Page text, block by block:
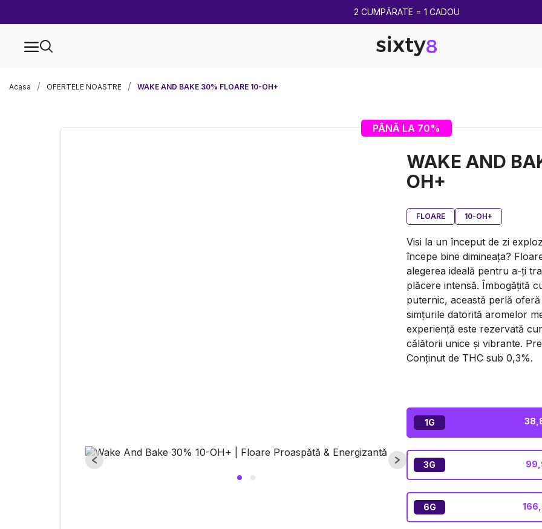
LIVRARE GRATUITA DE LA 250 LEI
Acasa OFERTELE NOASTRE WAKE AND BAKE 30% FLOARE 10-OH+
PÂNĂ LA 70%
WAKE AND
OH+
FLOARE 10-OH+
Visi la un început de zi
începe bine dimineața?
alegerea ideală pentru a-ți
plăcere intensă. Îmbogățită
puternic, această perlă
simțurile datorită aromelor
experiență este rezervată
călătorii unice și vibrante.
Conținut de THC sub 0,3%.
1G
3G
6G